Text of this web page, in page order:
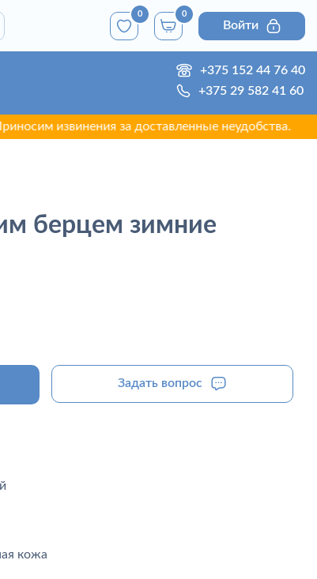
0 0
Войти
+375 152 44 76 40
+375 29 582 41 60
извинения за доставленные неудобства.
берцем зимние
Задать вопрос
кожа